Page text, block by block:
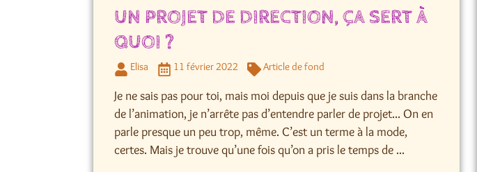
UN PROJET DE DIRECTION, ÇA SERT À
QUOI ?
Elisa 11 février 2022 Article de fond
Je ne sais pas pour toi, mais moi depuis que je suis dans la branche
de l’animation, je n’arrête pas d’entendre parler de projet... On en
parle presque un peu trop, même. C’est un terme à la mode,
certes. Mais je trouve qu’une fois qu’on a pris le temps de ...